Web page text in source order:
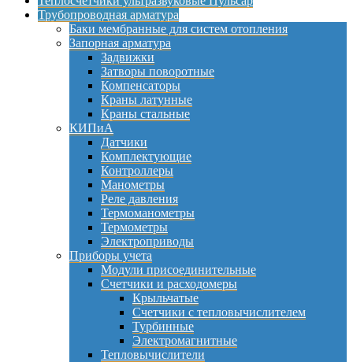
Трубопроводная арматура
Баки мембранные для систем отопления
Запорная арматура
Задвижки
Затворы поворотные
Компенсаторы
Краны латунные
Краны стальные
КИПиА
Датчики
Комплектующие
Контроллеры
Манометры
Реле давления
Термоманометры
Термометры
Электроприводы
Приборы учета
Модули присоединительные
Счетчики и расходомеры
Крыльчатые
Счетчики с тепловычислителем
Турбинные
Электромагнитные
Тепловычислители